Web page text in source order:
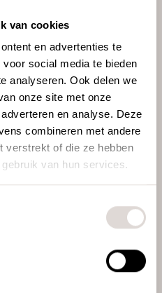
van cookies
en advertenties te
social media te bieden
analyseren. Ook delen we
onze site met onze
en analyse. Deze
combineren met andere
verstrekt of die ze hebben
van hun services.
de intensieve zorg.
veel geleerd van
wat sfeer kan
van de cliënt,
passen bij
prettig is voor
soms prikkelarm en
ingericht. Graag
samen de wensen in